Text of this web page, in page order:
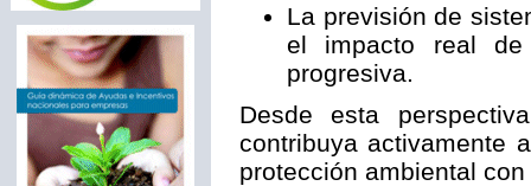
La previsión de
el impacto real
progresiva.
Desde esta
contribuya activamente
protección ambiental